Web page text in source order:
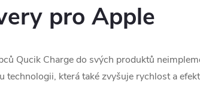
pro Apple
Qucik Charge do svých produktů
technologii, která také zvyšuje rychlost a